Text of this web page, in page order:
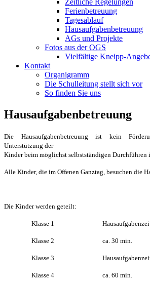
Zeitliche Regelungen
Ferienbetreuung
Tagesablauf
Hausaufgabenbetreuung
AGs und Projekte
Fotos aus der OGS
Vielfältige Kneipp-
Kontakt
Organigramm
Die Schulleitung stellt sich vor
So finden Sie uns
Hausaufgabenbetreuung
Die Hausaufgabenbetreuung ist kein
Unterstützung der
Kinder beim möglichst selbstständigen Durchführen
Alle Kinder, die im Offenen Ganztag, besuchen die
Die Kinder werden geteilt:
Klasse 1
Klasse 2 ca. 30 min.
Klasse 3
Klasse 4 ca. 60 min.